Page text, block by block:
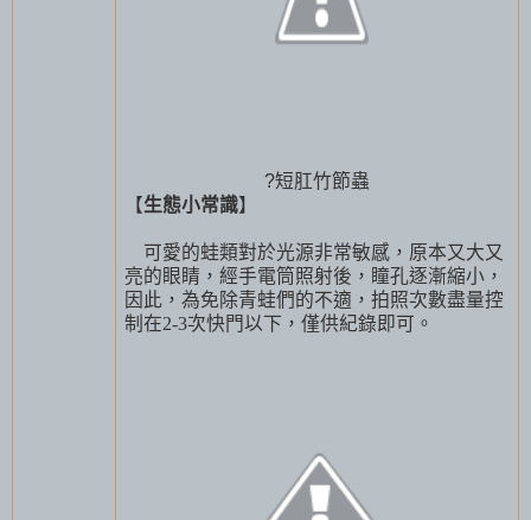
?短肛竹節蟲
【生態小常識】
可愛的蛙類對於光源非常敏感，原本又大又
亮的眼睛，經手電筒照射後，瞳孔逐漸縮小，
因此，為免除青蛙們的不適，拍照次數盡量控
制在2-3次快門以下，僅供紀錄即可。